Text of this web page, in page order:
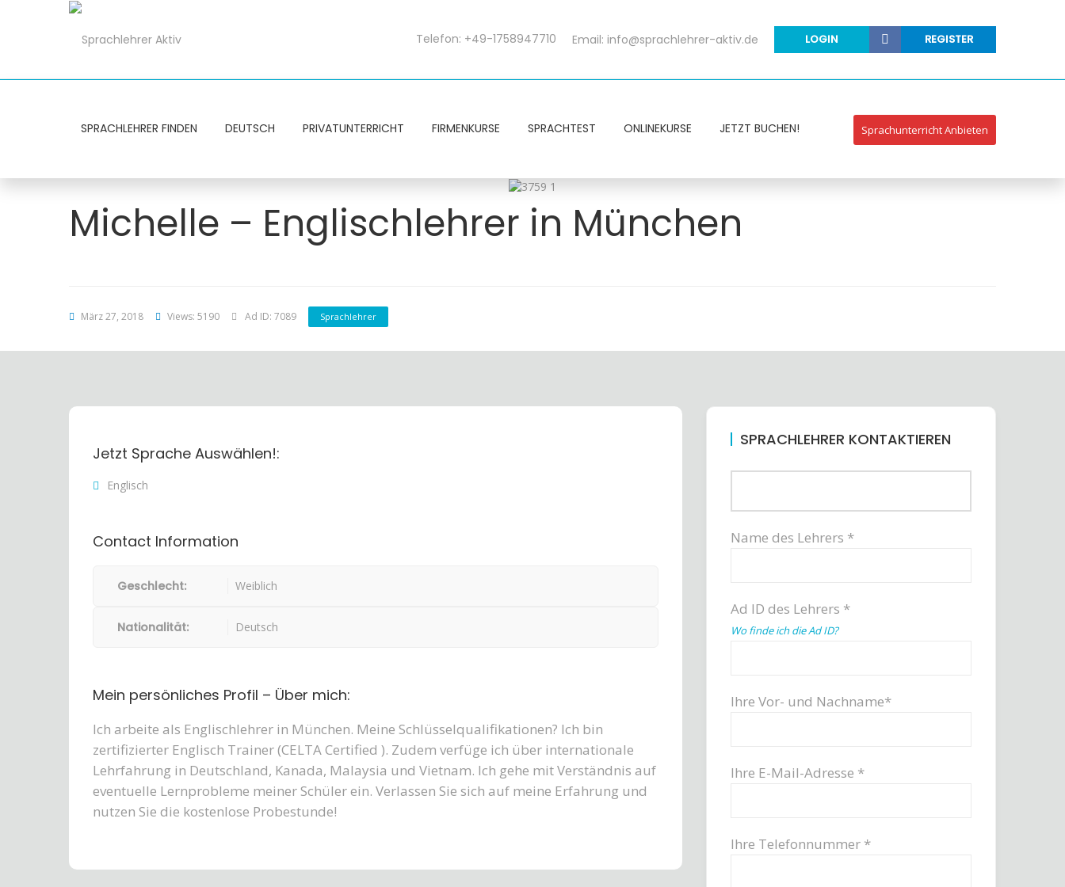
LOGIN REGISTER
Telefon: +49-1758947710 Email: info@sprachlehrer-aktiv.de
SPRACHLEHRER FINDEN DEUTSCH PRIVATUNTERRICHT FIRMENKURSE SPRACHTEST ONLINEKURSE JETZT BUCHEN! Sprachunterricht Anbieten
Michelle – Englischlehrer in München
März 27, 2018 Views: 5190 Ad ID: 7089 Sprachlehrer
Jetzt Sprache Auswählen!:
Englisch
Contact Information
Geschlecht: Weiblich
Nationalität: Deutsch
Mein persönliches Profil – Über mich:
Ich arbeite als Englischlehrer in München. Meine Schlüsselqualifikationen? Ich bin
zertifizierter Englisch Trainer (CELTA Certified ). Zudem verfüge ich über internationale
Lehrfahrung in Deutschland, Kanada, Malaysia und Vietnam. Ich gehe mit Verständnis auf
eventuelle Lernprobleme meiner Schüler ein. Verlassen Sie sich auf meine Erfahrung und
nutzen Sie die kostenlose Probestunde!
SPRACHLEHRER KONTAKTIEREN
Name des Lehrers *
Ad ID des Lehrers *
Wo finde ich die Ad ID?
Ihre Vor- und Nachname*
Ihre E-Mail-Adresse *
Ihre Telefonnummer *